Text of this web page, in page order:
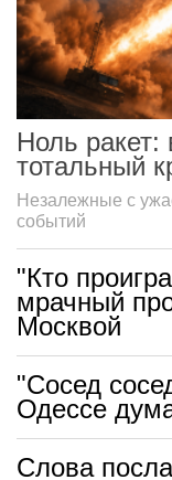
Ноль
тотальный
Незалежные с
событий
"Кто
мрачный
Москвой
"Сосед
Одессе
Слова